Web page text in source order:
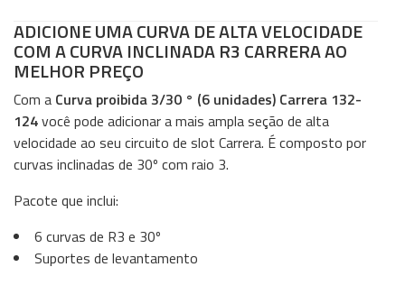
ADICIONE UMA CURVA DE ALTA VELOCIDADE
COM A CURVA INCLINADA R3 CARRERA AO
MELHOR PREÇO
Com a Curva proibida 3/30 ° (6 unidades) Carrera 132-
124você pode adicionar a mais ampla seção de alta
velocidade ao seu circuito de slot Carrera. É composto por
curvas inclinadas de 30º com raio 3.
Pacote que inclui:
6 curvas de R3 e 30º
Suportes de levantamento